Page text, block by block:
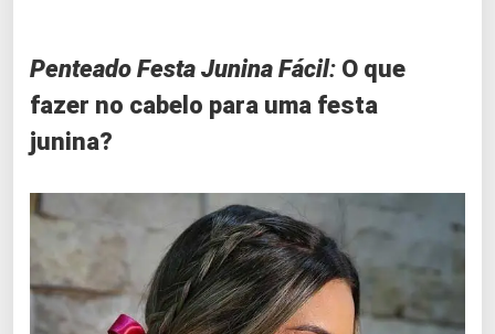
Penteado Festa Junina Fácil: O que
fazer no cabelo para uma festa
junina?